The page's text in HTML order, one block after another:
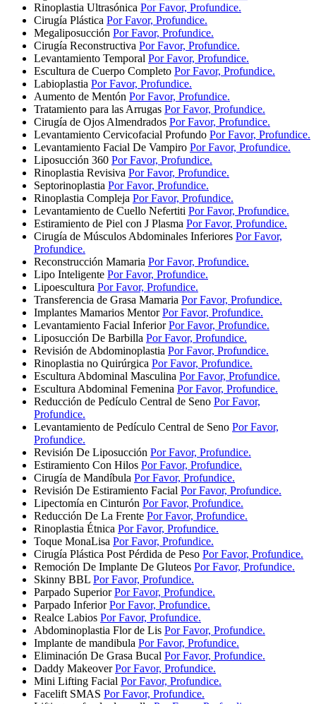
Rinoplastia Ultrasónica Por Favor, Profundice.
Cirugía Plástica Por Favor, Profundice.
Megaliposucción Por Favor, Profundice.
Cirugía Reconstructiva Por Favor, Profundice.
Levantamiento Temporal Por Favor, Profundice.
Escultura de Cuerpo Completo Por Favor, Profundice.
Labioplastia Por Favor, Profundice.
Aumento de Mentón Por Favor, Profundice.
Tratamiento para las Arrugas Por Favor, Profundice.
Cirugía de Ojos Almendrados Por Favor, Profundice.
Levantamiento Cervicofacial Profundo Por Favor, Profundice.
Levantamiento Facial De Vampiro Por Favor, Profundice.
Liposucción 360 Por Favor, Profundice.
Rinoplastia Revisiva Por Favor, Profundice.
Septorinoplastia Por Favor, Profundice.
Rinoplastia Compleja Por Favor, Profundice.
Levantamiento de Cuello Nefertiti Por Favor, Profundice.
Estiramiento de Piel con J Plasma Por Favor, Profundice.
Cirugía de Músculos Abdominales Inferiores Por Favor,
Profundice.
Reconstrucción Mamaria Por Favor, Profundice.
Lipo Inteligente Por Favor, Profundice.
Lipoescultura Por Favor, Profundice.
Transferencia de Grasa Mamaria Por Favor, Profundice.
Implantes Mamarios Mentor Por Favor, Profundice.
Levantamiento Facial Inferior Por Favor, Profundice.
Liposucción De Barbilla Por Favor, Profundice.
Revisión de Abdominoplastia Por Favor, Profundice.
Rinoplastia no Quirúrgica Por Favor, Profundice.
Escultura Abdominal Masculina Por Favor, Profundice.
Escultura Abdominal Femenina Por Favor, Profundice.
Reducción de Pedículo Central de Seno Por Favor,
Profundice.
Levantamiento de Pedículo Central de Seno Por Favor,
Profundice.
Revisión De Liposucción Por Favor, Profundice.
Estiramiento Con Hilos Por Favor, Profundice.
Cirugía de Mandíbula Por Favor, Profundice.
Revisión De Estiramiento Facial Por Favor, Profundice.
Lipectomía en Cinturón Por Favor, Profundice.
Reducción De La Frente Por Favor, Profundice.
Rinoplastia Étnica Por Favor, Profundice.
Toque MonaLisa Por Favor, Profundice.
Cirugía Plástica Post Pérdida de Peso Por Favor, Profundice.
Remoción De Implante De Gluteos Por Favor, Profundice.
Skinny BBL Por Favor, Profundice.
Parpado Superior Por Favor, Profundice.
Parpado Inferior Por Favor, Profundice.
Realce Labios Por Favor, Profundice.
Abdominoplastia Flor de Lis Por Favor, Profundice.
Implante de mandibula Por Favor, Profundice.
Eliminación De Grasa Bucal Por Favor, Profundice.
Daddy Makeover Por Favor, Profundice.
Mini Lifting Facial Por Favor, Profundice.
Facelift SMAS Por Favor, Profundice.